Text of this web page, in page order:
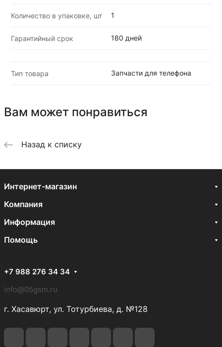
Количество в упаковке, шт 1
Гарантийный срок 180 дней
Тип товара Запчасти для телефона
Вам может понравиться
Назад к списку
Интернет-магазин
Компания
Информация
Помощь
+7 988 276 34 34
info@05gsm.ru
г. Хасавюрт, ул. Тотурбиева, д. №128